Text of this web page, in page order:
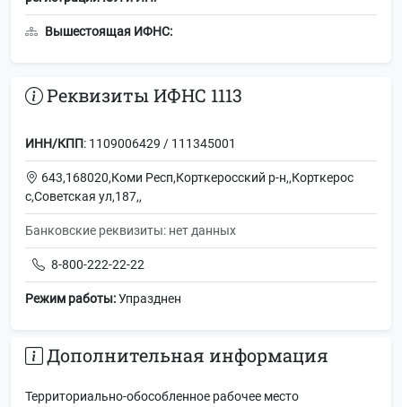
Вышестоящая ИФНС:
Реквизиты ИФНС 1113
ИНН/КПП: 1109006429 / 111345001
643,168020,Коми Респ,Корткеросский р-н,,Корткерос
с,Советская ул,187,,
Банковские реквизиты: нет данных
8-800-222-22-22
Режим работы:Упразднен
Дополнительная информация
Территориально-обособленное рабочее место